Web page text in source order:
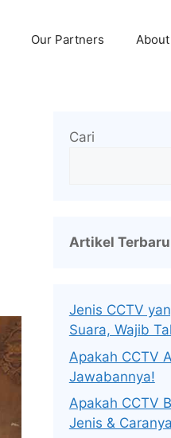
Our Partners
Cari
Artikel Terbaru
Jenis CCTV
Suara, Wajib
Apakah CCTV
Jawabannya!
Apakah CCTV
Jenis &